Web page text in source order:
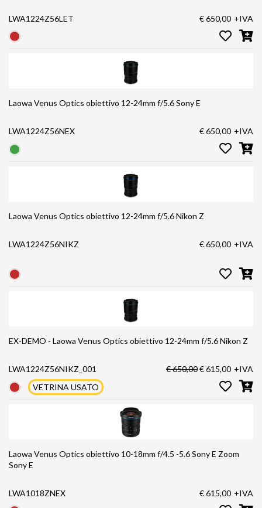
LWA1224Z56LET € 650,00 +IVA
Laowa Venus Optics obiettivo 12-24mm f/5.6 Sony E
LWA1224Z56NEX € 650,00 +IVA
Laowa Venus Optics obiettivo 12-24mm f/5.6 Nikon Z
LWA1224Z56NIKZ € 650,00 +IVA
EX-DEMO - Laowa Venus Optics obiettivo 12-24mm f/5.6 Nikon Z
LWA1224Z56NIKZ_001 € 650,00€ 615,00 +IVA
VETRINA USATO
Laowa Venus Optics obiettivo 10-18mm f/4.5 -5.6 Sony E Zoom
Sony E
LWA1018ZNEX € 615,00 +IVA